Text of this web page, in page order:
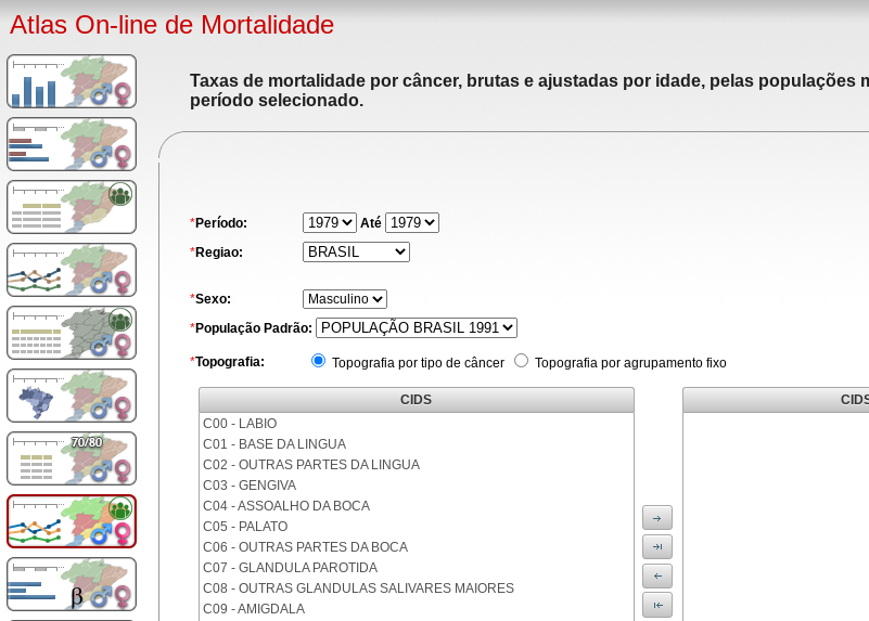
Atlas On-line de Mortalidade
Taxas de mortalidade por câncer, brutas e ajustadas por idade, pelas
período selecionado.
*Período:
Até
*Regiao:
*Sexo:
*População Padrão:
*Topografia: Topografia por tipo de câncer Topografia por agrupamento fixo
CIDS
C00 - LABIO
C01 - BASE DA LINGUA
C02 - OUTRAS PARTES DA LINGUA
C03 - GENGIVA
C04 - ASSOALHO DA BOCA
C05 - PALATO
C06 - OUTRAS PARTES DA BOCA
C07 - GLANDULA PAROTIDA
C08 - OUTRAS GLANDULAS SALIVARES MAIORES
C09 - AMIGDALA